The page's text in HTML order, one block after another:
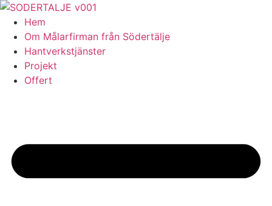
Skip
content
Hem
Om Målarfirman från Södertälje
Hantverkstjänster
Projekt
Offert